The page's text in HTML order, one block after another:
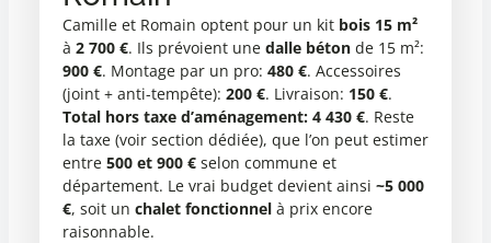
Camille et Romain optent pour un kit bois 15 m²
à 2 700 €. Ils prévoient une dalle bétonde 15 m²:
900 €. Montage par un pro: 480 €. Accessoires
(joint + anti-tempête): 200 €. Livraison: 150 €.
Total hors taxe d’aménagement: 4 430 €. Reste
la taxe (voir section dédiée), que l’on peut estimer
entre 500 et 900 €selon commune et
département. Le vrai budget devient ainsi ~5 000
€, soit un chalet fonctionnelà prix encore
raisonnable.